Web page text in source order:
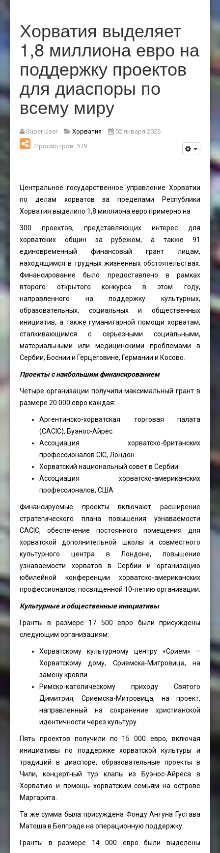
Хорватия выделяет
1,8 миллиона евро на
поддержку проектов
для диаспоры по
всему миру
Super User Хорватия
02 января 2026
Просмотров: 579
Центральное государственное управление Хорватии
по делам хорватов за пределами Республики
Хорватия выделило 1,8 миллиона евро примерно на
300 проектов, представляющих интерес для
хорватских общин за рубежом, а также 91
единовременный финансовый грант лицам,
находящимся в трудных жизненных обстоятельствах.
Финансирование было предоставлено в рамках
второго открытого конкурса в этом году,
направленного на поддержку культурных,
образовательных, социальных и общественных
инициатив, а также гуманитарной помощи хорватам,
сталкивающимся с серьезными социальными,
материальными или медицинскими проблемами в
Сербии, Боснии и Герцеговине, Германии и Косово.
Проекты с наибольшим финансированием
Четыре организации получили максимальный грант в
размере 20 000 евро каждая:
Аргентинско-хорватская торговая палата
(CACIC), Буэнос-Айрес
Ассоциация хорватско-британских
профессионалов CIC, Лондон
Хорватский национальный совет в Сербии
Ассоциация хорватско-американских
профессионалов, США
Финансируемые проекты включают расширение
стратегического плана повышения узнаваемости
CACIC, обеспечение постоянного помещения для
хорватской дополнительной школы и совместного
культурного центра в Лондоне, повышение
узнаваемости хорватов в Сербии и организацию
юбилейной конференции хорватско-американских
профессионалов, посвященной 10-летию организации.
Культурные и общественные инициативы
Гранты в размере 17 500 евро были присуждены
следующим организациям:
Хорватскому культурному центру «Срием» –
Хорватскому дому, Сриемска-Митровица, на
замену кровли
Римско-католическому приходу Святого
Димитрия, Сриемска-Митровица, на проект,
направленный на сохранение христианской
идентичности через культуру
Пять проектов получили по 15 000 евро, включая
инициативы по поддержке хорватской культуры и
традиций в диаспоре, образовательные проекты в
Чили, концертный тур клапы из Буэнос-Айреса в
Хорватию и помощь хорватским семьям на острове
Маргарита.
Та же сумма была присуждена Фонду Антуна Густава
Матоша в Белграде на операционную поддержку.
Гранты в размере 14 000 евро были выделены